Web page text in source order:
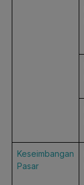
Keseimbangan
Pasar